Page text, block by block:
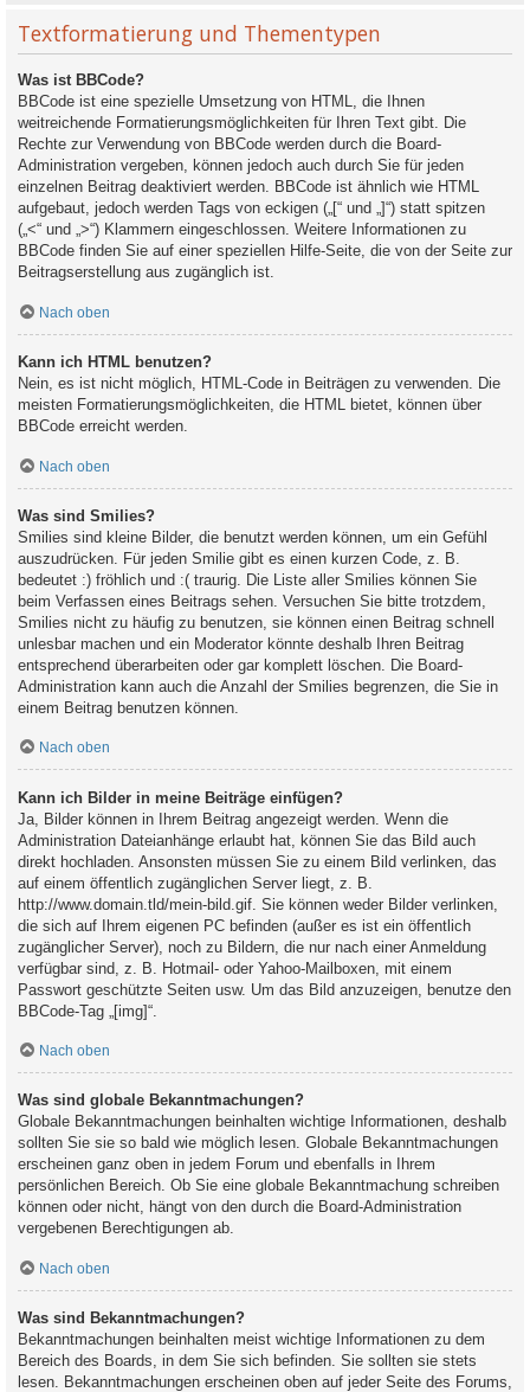
Textformatierung und Thementypen
Was ist BBCode?
BBCode ist eine spezielle Umsetzung von HTML, die Ihnen
weitreichende Formatierungsmöglichkeiten für Ihren Text gibt. Die
Rechte zur Verwendung von BBCode werden durch die Board-
Administration vergeben, können jedoch auch durch Sie für jeden
einzelnen Beitrag deaktiviert werden. BBCode ist ähnlich wie HTML
aufgebaut, jedoch werden Tags von eckigen („[“ und „]“) statt spitzen
(„<“ und „>“) Klammern eingeschlossen. Weitere Informationen zu
BBCode finden Sie auf einer speziellen Hilfe-Seite, die von der Seite zur
Beitragserstellung aus zugänglich ist.
Nach oben
Kann ich HTML benutzen?
Nein, es ist nicht möglich, HTML-Code in Beiträgen zu verwenden. Die
meisten Formatierungsmöglichkeiten, die HTML bietet, können über
BBCode erreicht werden.
Nach oben
Was sind Smilies?
Smilies sind kleine Bilder, die benutzt werden können, um ein Gefühl
auszudrücken. Für jeden Smilie gibt es einen kurzen Code, z. B.
bedeutet :) fröhlich und :( traurig. Die Liste aller Smilies können Sie
beim Verfassen eines Beitrags sehen. Versuchen Sie bitte trotzdem,
Smilies nicht zu häufig zu benutzen, sie können einen Beitrag schnell
unlesbar machen und ein Moderator könnte deshalb Ihren Beitrag
entsprechend überarbeiten oder gar komplett löschen. Die Board-
Administration kann auch die Anzahl der Smilies begrenzen, die Sie in
einem Beitrag benutzen können.
Nach oben
Kann ich Bilder in meine Beiträge einfügen?
Ja, Bilder können in Ihrem Beitrag angezeigt werden. Wenn die
Administration Dateianhänge erlaubt hat, können Sie das Bild auch
direkt hochladen. Ansonsten müssen Sie zu einem Bild verlinken, das
auf einem öffentlich zugänglichen Server liegt, z. B.
http://www.domain.tld/mein-bild.gif. Sie können weder Bilder verlinken,
die sich auf Ihrem eigenen PC befinden (außer es ist ein öffentlich
zugänglicher Server), noch zu Bildern, die nur nach einer Anmeldung
verfügbar sind, z. B. Hotmail- oder Yahoo-Mailboxen, mit einem
Passwort geschützte Seiten usw. Um das Bild anzuzeigen, benutze den
BBCode-Tag „[img]“.
Nach oben
Was sind globale Bekanntmachungen?
Globale Bekanntmachungen beinhalten wichtige Informationen, deshalb
sollten Sie sie so bald wie möglich lesen. Globale Bekanntmachungen
erscheinen ganz oben in jedem Forum und ebenfalls in Ihrem
persönlichen Bereich. Ob Sie eine globale Bekanntmachung schreiben
können oder nicht, hängt von den durch die Board-Administration
vergebenen Berechtigungen ab.
Nach oben
Was sind Bekanntmachungen?
Bekanntmachungen beinhalten meist wichtige Informationen zu dem
Bereich des Boards, in dem Sie sich befinden. Sie sollten sie stets
lesen. Bekanntmachungen erscheinen oben auf jeder Seite des Forums,